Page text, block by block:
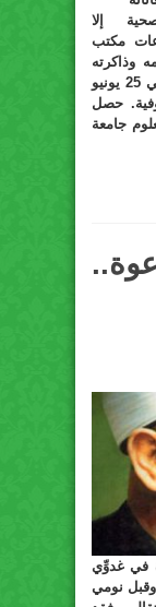
إلا
مكتب
وذاكرته
القوية . وُلد الأستاذ “لاشين أبو شنب” في 25 يونيو
حصل
جامعة
في غدوِّي
وقبل نومي